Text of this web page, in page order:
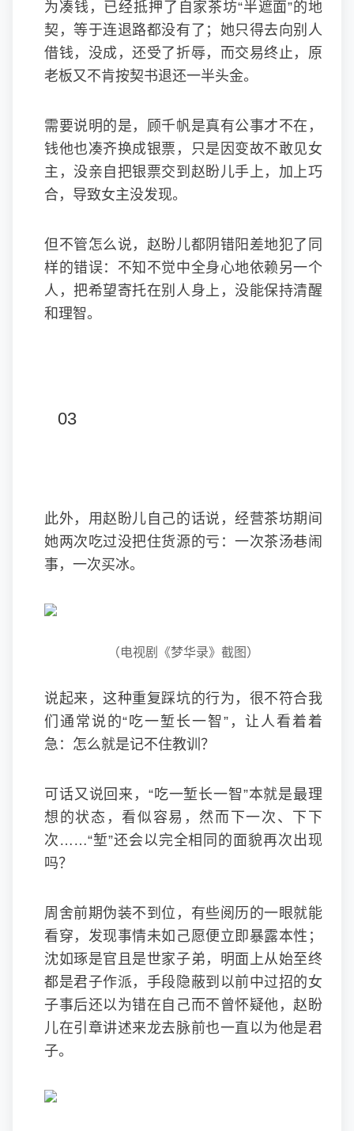
为凑钱，已经抵押了自家茶坊“半遮面”的地
契，等于连退路都没有了；她只得去向别人
借钱，没成，还受了折辱，而交易终止，原
老板又不肯按契书退还一半头金。
需要说明的是，顾千帆是真有公事才不在，
钱他也凑齐换成银票，只是因变故不敢见女
主，没亲自把银票交到赵盼儿手上，加上巧
合，导致女主没发现。
但不管怎么说，赵盼儿都阴错阳差地犯了同
样的错误：不知不觉中全身心地依赖另一个
人，把希望寄托在别人身上，没能保持清醒
和理智。
03
此外，用赵盼儿自己的话说，经营茶坊期间
她两次吃过没把住货源的亏：一次茶汤巷闹
事，一次买冰。
（电视剧《梦华录》截图）
说起来，这种重复踩坑的行为，很不符合我
们通常说的“吃一堑长一智”，让人看着着
急：怎么就是记不住教训？
可话又说回来，“吃一堑长一智”本就是最理
想的状态，看似容易，然而下一次、下下
次……“堑”还会以完全相同的面貌再次出现
吗？
周舍前期伪装不到位，有些阅历的一眼就能
看穿，发现事情未如己愿便立即暴露本性；
沈如琢是官且是世家子弟，明面上从始至终
都是君子作派，手段隐蔽到以前中过招的女
子事后还以为错在自己而不曾怀疑他，赵盼
儿在引章讲述来龙去脉前也一直以为他是君
子。